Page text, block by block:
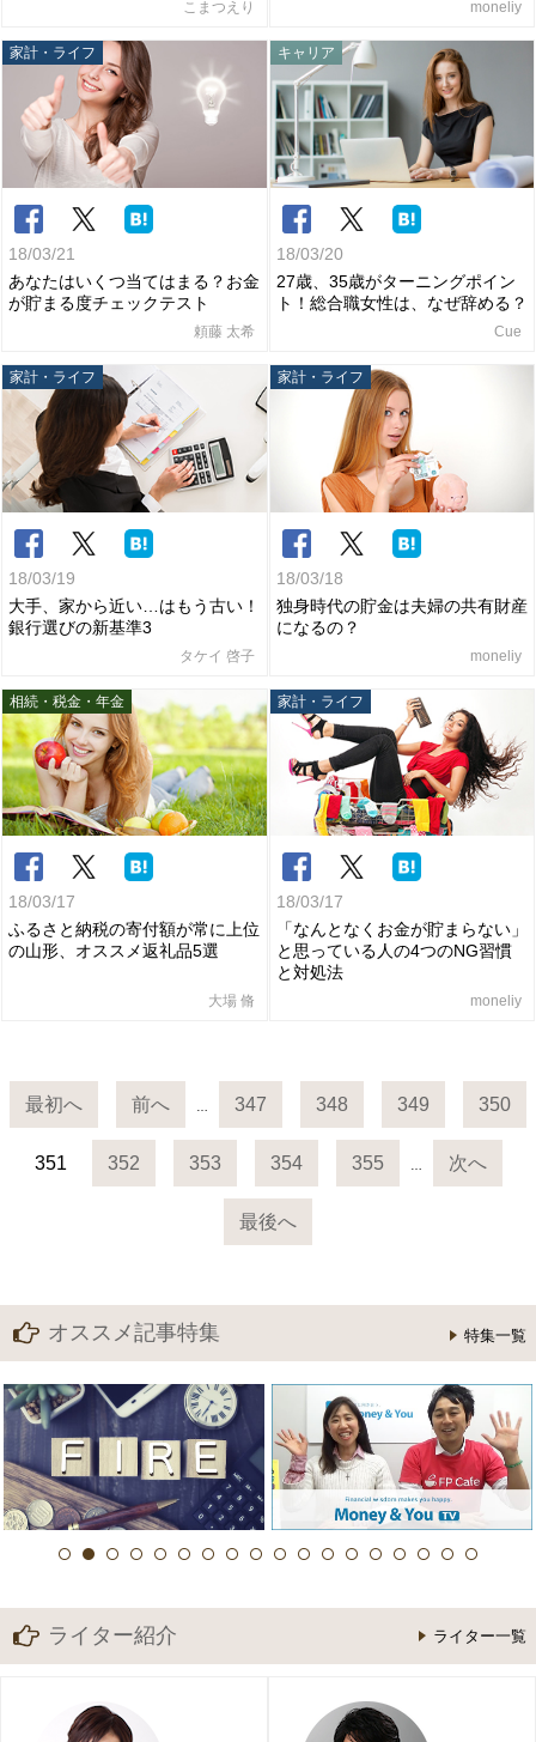
こまつえり moneliy
家計・ライフ
18/03/21
あなたはいくつ当てはまる？お金
が貯まる度チェックテスト
頼藤 太希
キャリア
18/03/20
27歳、35歳がターニングポイン
ト！総合職女性は、なぜ辞める？
Cue
家計・ライフ
18/03/19
大手、家から近い…はもう古い！
銀行選びの新基準3
タケイ 啓子
家計・ライフ
18/03/18
独身時代の貯金は夫婦の共有財産
になるの？
moneliy
相続・税金・年金
18/03/17
ふるさと納税の寄付額が常に上位
の山形、オススメ返礼品5選
大場 脩
家計・ライフ
18/03/17
「なんとなくお金が貯まらない」
と思っている人の4つのNG習慣
と対処法
moneliy
最初へ 前へ … 347 348 349 350
351 352 353 354 355 … 次へ
最後へ
オススメ記事特集 特集一覧
ライター紹介 ライター一覧